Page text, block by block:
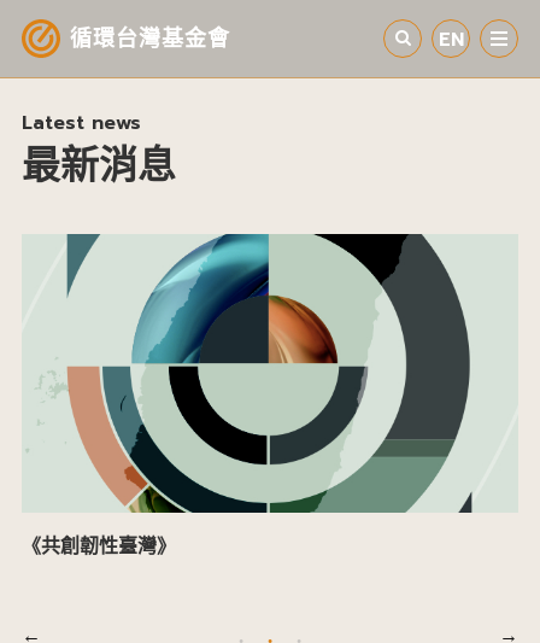
循環台灣基金會 EN
認識循環經濟
產業與案例
循環社會
參與我們
其他資源
最新消息
做夢，就會開啟新的現實。
Latest news
最新消息
《共創韌性臺灣》